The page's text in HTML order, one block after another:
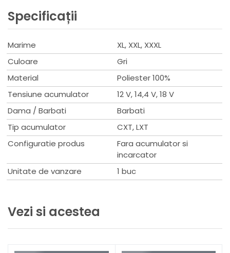
patrunda, precum si o respirabilitate ridicata.
Captuseala antibacteriana.
poate fi scos in momentul in care doriti sa spalati vesta.
Este prevazuta cu 4 buzunare cu fermoar.
Are un panou de control prin intermediul caruia se poate
regla cantitatea fluxului de aer astfel incat se poate seta
unul din cele 4 moduri de viteza: mic, mediu, mare sau
turbo.
Marime reglabila XL / 2XL / 3XL
Culoare gri-argintiu.
Date tehnice
Tensiune acumulator : 12V, 18 V
Tip acumulator : Li-Ion
Marimea :XL-3XL
Specificații
Marime
XL, XXL, XXXL
Culoare
Gri
Material
Poliester 100%
Tensiune acumulator
12 V, 14,4 V, 18 V
Dama / Barbati
Barbati
Tip acumulator
CXT, LXT
Configuratie produs
Fara acumulator si
incarcator
Unitate de vanzare
1 buc
Vezi si acestea